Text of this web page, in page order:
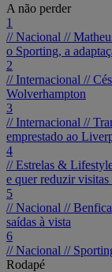
A não perder
1
// Nacional //
o Sporting, a
2
// Internacional //
Wolverhampton
3
// Internacional //
emprestado ao
4
// Estrelas &
e quer reduzir visitas
5
// Nacional //
saídas à vista
6
// Nacional //
Rodapé